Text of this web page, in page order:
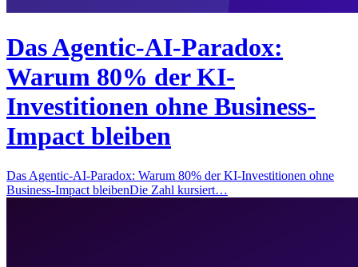
Das Agentic-AI-Paradox:
Warum 80% der KI-
Investitionen ohne Business-
Impact bleiben
Das Agentic-AI-Paradox: Warum 80% der KI-Investitionen ohne
Business-Impact bleibenDie Zahl kursiert…